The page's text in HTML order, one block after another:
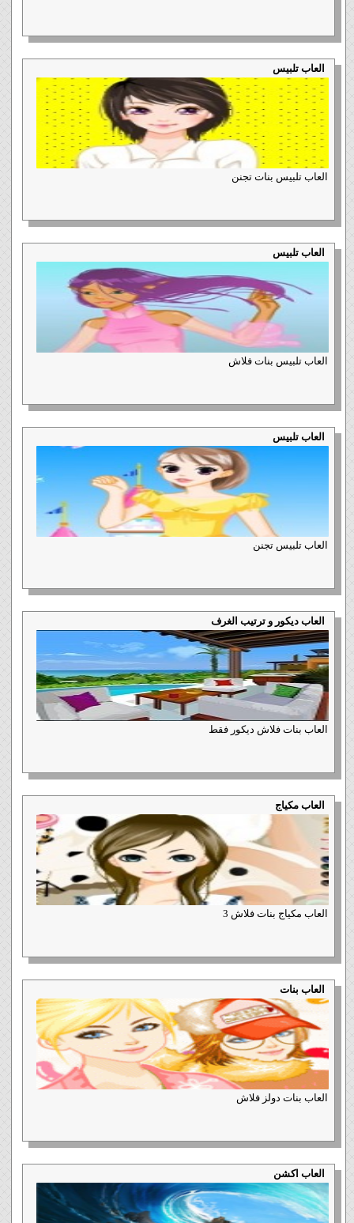
العاب تلبيس
العاب تلبيس بنات تجنن
العاب تلبيس
العاب تلبيس بنات فلاش
العاب تلبيس
العاب تلبيس تجنن
العاب ديكور و ترتيب الغرف
العاب بنات فلاش ديكور فقط
العاب مكياج
العاب مكياج بنات فلاش 3
العاب بنات
العاب بنات دولز فلاش
العاب اكشن